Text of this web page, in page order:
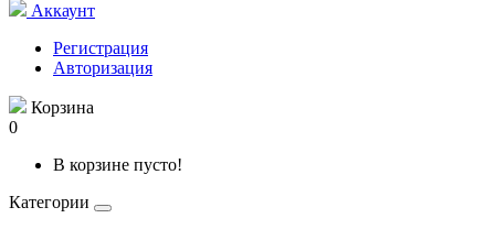
Аккаунт
Регистрация
Авторизация
Корзина
0
В корзине пусто!
Категории